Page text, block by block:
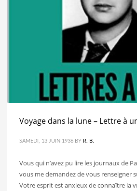
Voyage dans la lune – Lettre à
SAMEDI, 13 JUIN 1936 BY R. B.
Vous qui n’avez pu lire les journaux de
vous me demandez de vous renseigner
Votre esprit est anxieux de connaître la